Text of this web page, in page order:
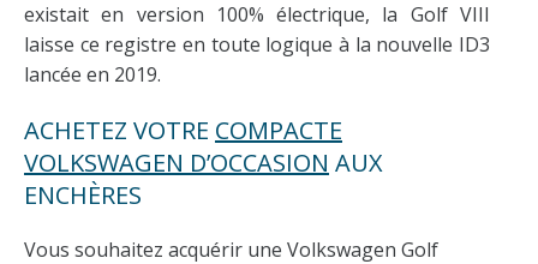
existait en version 100% électrique, la Golf VIII
laisse ce registre en toute logique à la nouvelle ID3
lancée en 2019.
ACHETEZ VOTRE COMPACTE
VOLKSWAGEN D’OCCASION AUX
ENCHÈRES
Vous souhaitez acquérir une Volkswagen Golf